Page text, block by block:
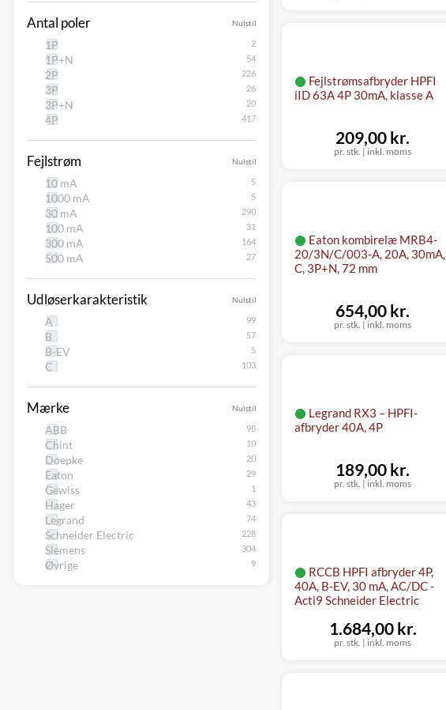
Nulstil
Antal poler
1P
1P+N
2P
3P
3P+N
4P
Nulstil
Fejlstrøm
10 mA
1000 mA
30 mA
100 mA
300 mA
500 mA
Nulstil
Udløserkarakteristik
A
B
B-EV
C
Nulstil
Mærke
ABB
Chint
Doepke
Eaton
Gewiss
Hager
Legrand
Schneider Electric
Siemens
Øvrige
Fejlstrømsafbryder HPFI
iID 63A 4P 30mA, klasse A
pr. stk. | inkl. moms
209,00 kr.
Eaton kombirelæ MRB4-
20/3N/C/003-A, 20A, 30mA,
C, 3P+N, 72 mm
pr. stk. | inkl. moms
654,00 kr.
Legrand RX3 – HPFI-
afbryder 40A, 4P
pr. stk. | inkl. moms
189,00 kr.
RCCB HPFI afbryder 4P,
40A, B-EV, 30 mA, AC/DC -
Acti9 Schneider Electric
pr. stk. | inkl. moms
1.684,00 kr.